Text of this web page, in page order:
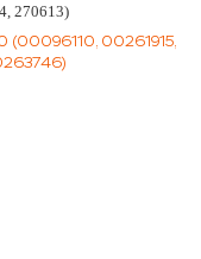
270613)